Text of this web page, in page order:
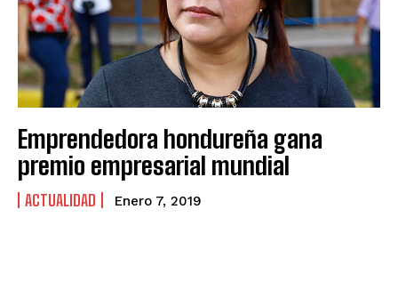
Emprendedora hondureña gana
premio empresarial mundial
ACTUALIDAD Enero 7, 2019